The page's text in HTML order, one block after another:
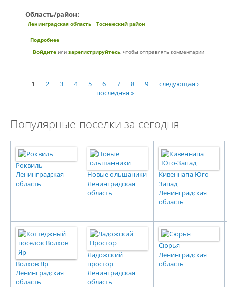
Область/район:
Ленинградская область Тосненский район
Подробнее
Войдите или зарегистрируйтесь, чтобы отправлять комментарии
Страницы
1 2 3 4 5 6 7 8 9
следующая ›
последняя »
Популярные поселки за сегодня
Роквиль
Ленинградская
область
Новые ольшаники
Ленинградская
область
Кивеннапа Юго-
Запад
Ленинградская
область
Волхов Яр
Ленинградская
область
Ладожский
простор
Ленинградская
область
Сюрья
Ленинградская
область